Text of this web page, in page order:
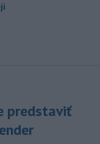
predstaviť